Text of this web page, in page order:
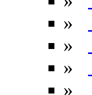
»
»
»
»